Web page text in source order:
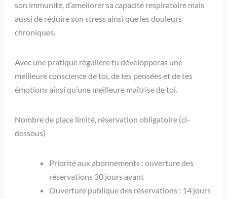
son immunité, d’améliorer sa capacité respiratoire mais
aussi de réduire son stress ainsi que les douleurs
chroniques.
Avec une pratique régulière tu développeras une
meilleure conscience de toi, de tes pensées et de tes
émotions ainsi qu’une meilleure maîtrise de toi.
Nombre de place limité, réservation obligatoire (ci-
dessous)
Priorité aux abonnements : ouverture des
réservations 30 jours avant
Ouverture publique des réservations : 14 jours